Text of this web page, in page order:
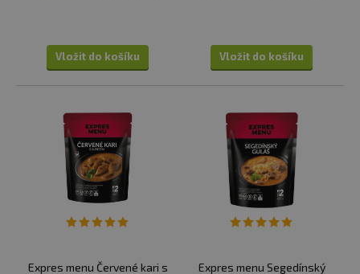
Vložit do košíku Vložit do košíku
Expres menu Červené kari s
Expres menu Segedínský